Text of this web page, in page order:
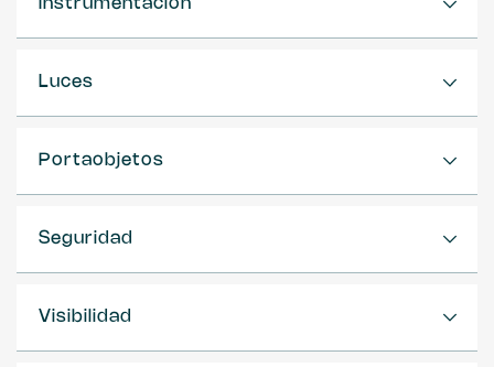
Instrumentación
Luces
Portaobjetos
Seguridad
Visibilidad